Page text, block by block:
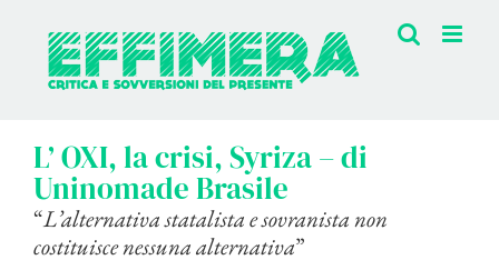
contenuto
L’ OXI, la crisi, Syriza – di
Uninomade Brasile
“L’alternativa statalista e sovranista non
costituisce nessuna alternativa”